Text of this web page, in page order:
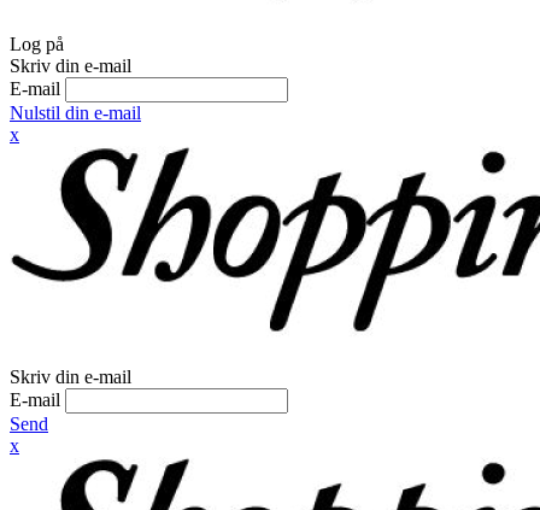
Log på
Skriv din e-mail
E-mail
Nulstil din e-mail
x
Skriv din e-mail
E-mail
Send
x